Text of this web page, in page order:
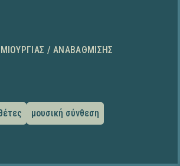
/ ΑΝΑΒΆΘΜΙΣΗΣ
μουσική σύνθεση